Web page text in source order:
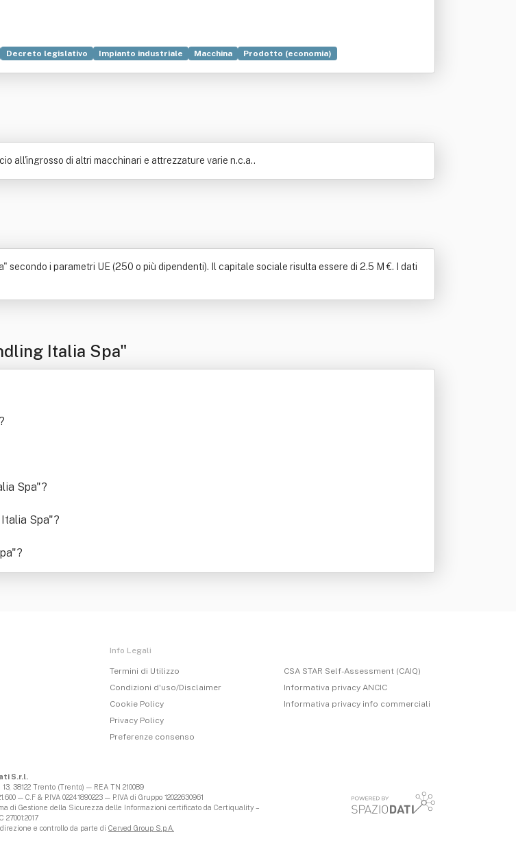
Decreto legislativo Impianto industriale Macchina
Prodotto (economia)
all'ingrosso di altri macchinari e attrezzature varie n.c.a..
i parametri UE (250 o più dipendenti). Il capitale sociale risulta essere di 2.5 M €. I dati
Italia Spa"
?
Spa"?
Spa"?
?
Info Legali
Termini di Utilizzo
Condizioni d'uso/Disclaimer
Cookie Policy
Privacy Policy
Preferenze consenso
CSA STAR Self-Assessment (CAIQ)
Informativa privacy ANCIC
Informativa privacy info commerciali
S.r.l.
38122 Trento (Trento) — REA TN 210089
— C.F & P.IVA 02241890223 — P.IVA di Gruppo 12022630961
di Gestione della Sicurezza delle Informazioni certificato da Certiquality –
27001:2017
e controllo da parte di Cerved Group S.p.A.